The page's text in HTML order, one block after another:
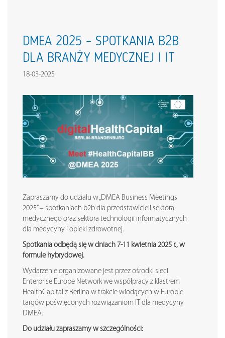
DMEA 2025 – SPOTKANIA B2B
DLA BRANŻY MEDYCZNEJ I IT
18-03-2025
Zapraszamy do udziału w „DMEA Business Meetings
2025” – spotkaniach b2b dla przedstawicieli sektora
medycznego oraz sektora technologii informatycznych
dla medycyny i opieki zdrowotnej.
Spotkania odbędą się w dniach 7-11 kwietnia 2025 r., w
formule hybrydowej.
Wydarzenie organizowane jest przez ośrodki sieci
Enterprise Europe Network we współpracy z klastrem
HealthCapital z Berlina w trakcie wiodących w Europie
targów poświęconych rozwiązaniom IT dla medycyny
DMEA.
Do udziału zapraszamy w szczególności: